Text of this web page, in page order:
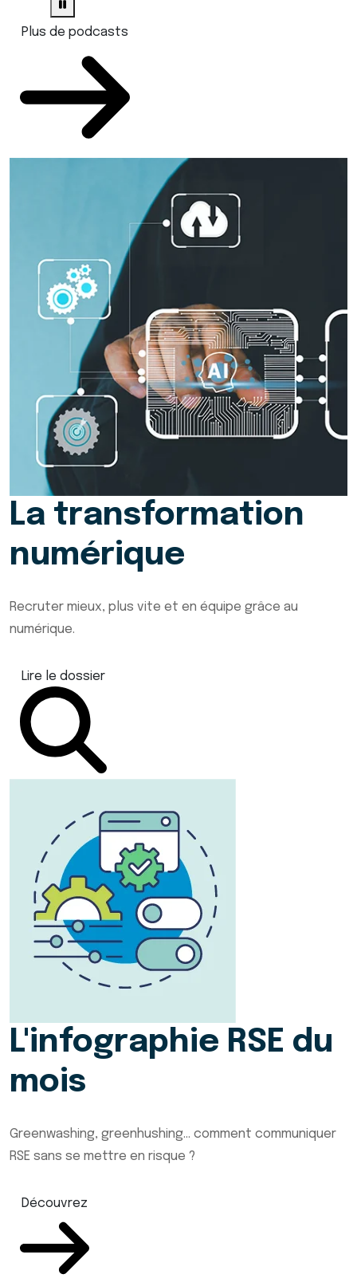
Plus de podcasts
La transformation
numérique
Recruter mieux, plus vite et en équipe grâce au
numérique.
Lire le dossier
L'infographie RSE du
mois
Greenwashing, greenhushing… comment communiquer
RSE sans se mettre en risque ?
Découvrez